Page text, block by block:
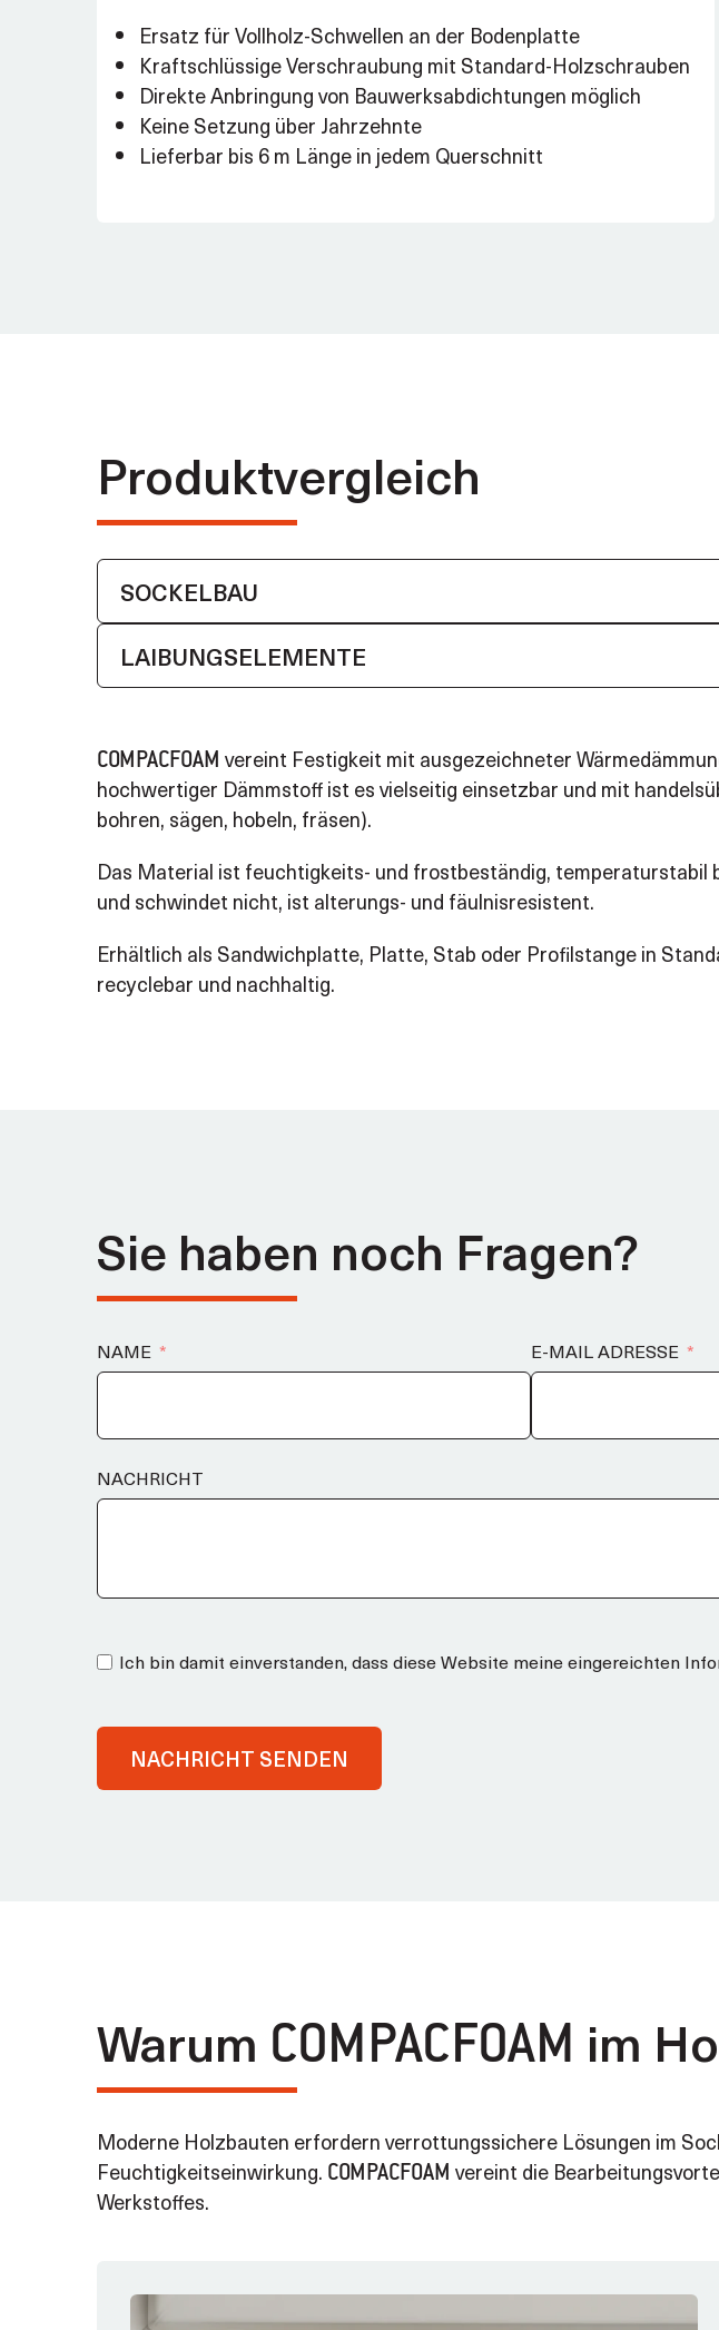
Ersatz für Vollholz-Schwellen an der Bodenplatte
Kraftschlüssige Verschraubung mit Standard-Holzschrauben
Direkte Anbringung von Bauwerksabdichtungen möglich
Keine Setzung über Jahrzehnte
Lieferbar bis 6 m Länge in jedem Querschnitt
Produktvergleich
SOCKELBAU
LAIBUNGS­ELEMENTE
COMPACFOAM vereint Festigkeit mit ausgezeichneter
hochwertiger Dämmstoff ist es vielseitig einsetzbar und mit
bohren, sägen, hobeln, fräsen).
Das Material ist feuchtigkeits- und frostbeständig, temperaturstabil
und schwindet nicht, ist alterungs- und fäulnisresistent.
Erhältlich als Sandwichplatte, Platte, Stab oder Profilstange in
recyclebar und nachhaltig.
Sie haben noch Fragen?
NAME E-MAIL ADRESSE
NACHRICHT
Ich bin damit einverstanden, dass diese Website meine eingereichten
NACHRICHT SENDEN
Warum COMPACFOAM im
Moderne Holzbauten erfordern verrottungssichere Lösungen im
Feuchtigkeitseinwirkung. COMPACFOAM vereint die
Werkstoffes.